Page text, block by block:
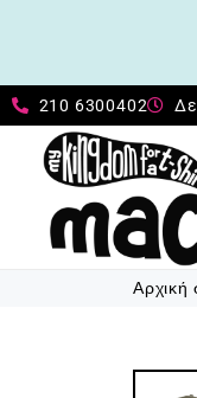
210 6300402
Αρχική